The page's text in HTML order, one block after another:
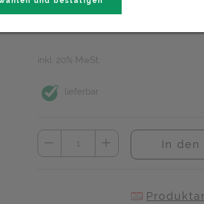
21,15 EUR
inkl. 20% MwSt.
lieferbar
In den